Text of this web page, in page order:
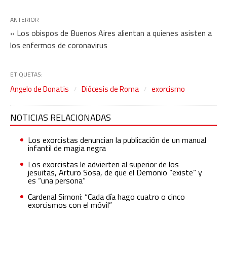
ANTERIOR
« Los obispos de Buenos Aires alientan a quienes asisten a
los enfermos de coronavirus
ETIQUETAS:
Angelo de Donatis Diócesis de Roma exorcismo
NOTICIAS RELACIONADAS
Los exorcistas denuncian la publicación de un manual
infantil de magia negra
Los exorcistas le advierten al superior de los
jesuitas, Arturo Sosa, de que el Demonio “existe” y
es “una persona”
Cardenal Simoni: “Cada día hago cuatro o cinco
exorcismos con el móvil”